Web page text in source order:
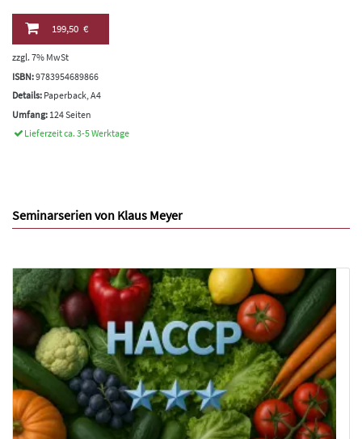
199,50 €
zzgl. 7% MwSt
ISBN:9783954689866
Details: Paperback, A4
Umfang: 124 Seiten
Lieferzeit ca. 3-5 Werktage
Seminarserien von Klaus Meyer